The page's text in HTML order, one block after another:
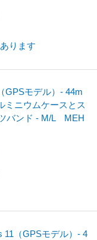
ります
GPSモデル）- 44m
ミニウムケースとス
バンド - M/L MEH
11（GPSモデル）- 4